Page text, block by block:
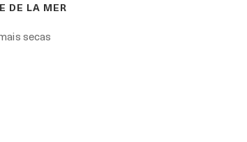
DE LA MER
secas